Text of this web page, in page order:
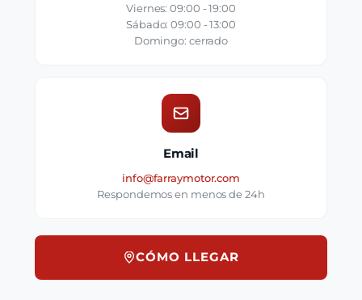
Viernes: 09:00 - 19:00
Sábado: 09:00 - 13:00
Domingo: cerrado
Email
info@farraymotor.com
Respondemos en menos de 24h
CÓMO LLEGAR